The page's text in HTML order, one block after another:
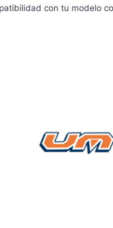
con tu modelo